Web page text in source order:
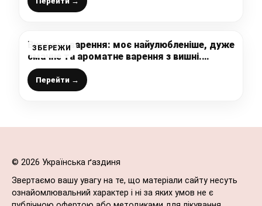
ЗБЕРЕЖИ
Вишневе варення: моє найулюбленіше, дуже
смачне та ароматне варення з вишні.
Взимку така заготовка – просто знахідка
Перейти →
© 2026 Українська ґаздиня
Звертаємо вашу увагу на те, що матеріали сайту несуть
ознайомлювальний характер і ні за яких умов не є